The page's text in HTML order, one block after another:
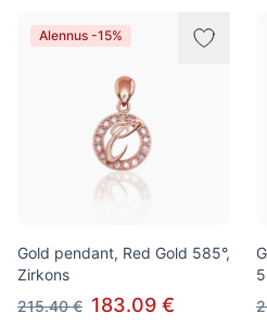
Alennus -15%
Gold pendant, Red Gold 585°,
Zirkons
215.40 € 183.09 €